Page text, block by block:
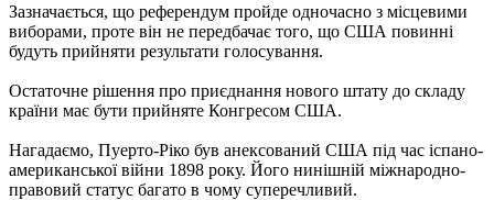
Зазначається, що референдум пройде одночасно з місцевими
виборами, проте він не передбачає того, що США повинні
будуть прийняти результати голосування.
Остаточне рішення про приєднання нового штату до складу
країни має бути прийняте Конгресом США.
Нагадаємо, Пуерто-Ріко був анексований США під час іспано-
американської війни 1898 року. Його нинішній міжнародно-
правовий статус багато в чому суперечливий.